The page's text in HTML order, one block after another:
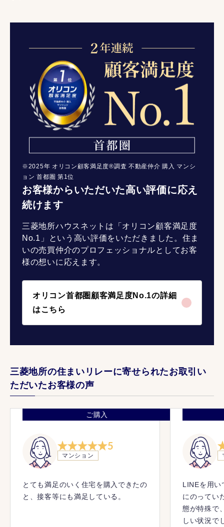
お客様からいただいた高い評価に応え
続けます
三菱地所ハウスネットは「オリコン顧客満足度
No.1」という高い評価をいただきました。住ま
いの売買仲介のプロフェッショナルとしてお客
様の想いに応えます。
オリコン首都圏顧客満足度No.1の詳細
はこちら
※2025年 オリコン顧客満足度®調査 不動産仲介 購入 マンシ
ョン 首都圏 第1位
三菱地所の住まいリレーに寄せられたお取引い
ただいたお客様の声
ご購入
5
マンション
とても満足のいく住宅を購入できたの
と、接客等にも満足している。
LINEを用い
にのってい
態が特殊で
しい状況で